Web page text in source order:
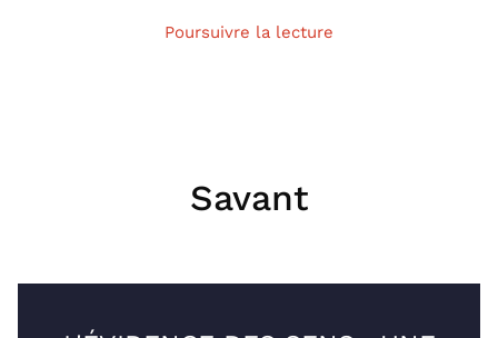
Poursuivre la lecture
Savant